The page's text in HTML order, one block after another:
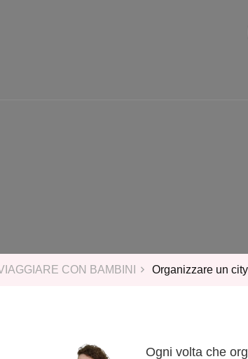
CON BAMBINI Organizzare un
Ogni volta che